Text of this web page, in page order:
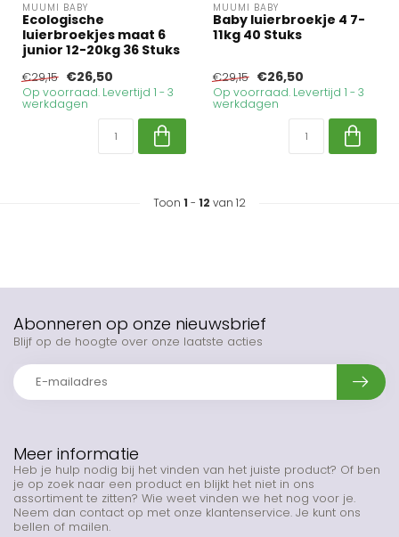
MUUMI BABY
Ecologische
luierbroekjes maat 6
junior 12-20kg 36 Stuks
€29,15 €26,50
Op voorraad. Levertijd 1 - 3
werkdagen
MUUMI BABY
Baby luierbroekje 4 7-
11kg 40 Stuks
€29,15 €26,50
Op voorraad. Levertijd 1 - 3
werkdagen
Toon 1 - 12 van 12
Meer informatie
Heb je hulp nodig bij het vinden van het juiste product? Of ben
je op zoek naar een product en blijkt het niet in ons
assortiment te zitten? Wie weet vinden we het nog voor je.
Neem dan contact op met onze klantenservice. Je kunt ons
bellen of mailen.
Abonneren op onze nieuwsbrief
Blijf op de hoogte over onze laatste acties